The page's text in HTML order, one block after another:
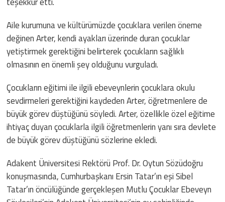
Aile kurumuna ve kültürümüzde çocuklara verilen öneme
değinen Arter, kendi ayakları üzerinde duran çocuklar
yetiştirmek gerektiğini belirterek çocukların sağlıklı
olmasının en önemli şey olduğunu vurguladı.
Çocukların eğitimi ile ilgili ebeveynlerin çocuklara okulu
sevdirmeleri gerektiğini kaydeden Arter, öğretmenlere de
büyük görev düştüğünü söyledi. Arter, özellikle özel eğitime
ihtiyaç duyan çocuklarla ilgili öğretmenlerin yanı sıra devlete
de büyük görev düştüğünü sözlerine ekledi.
Adakent Üniversitesi Rektörü Prof. Dr. Oytun Sözüdoğru
konuşmasında, Cumhurbaşkanı Ersin Tatar’ın eşi Sibel
Tatar’ın öncülüğünde gerçekleşen Mutlu Çocuklar Ebeveyn